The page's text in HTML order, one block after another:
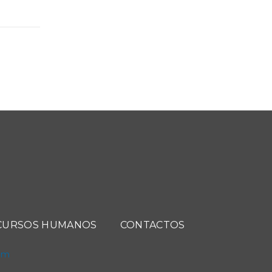
HUMANOS CONTACTOS